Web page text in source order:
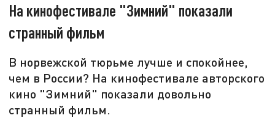
На кинофестивале "Зимний" показали
странный фильм
В норвежской тюрьме лучше и спокойнее,
чем в России? На кинофестивале авторского
кино "Зимний" показали довольно
странный фильм.